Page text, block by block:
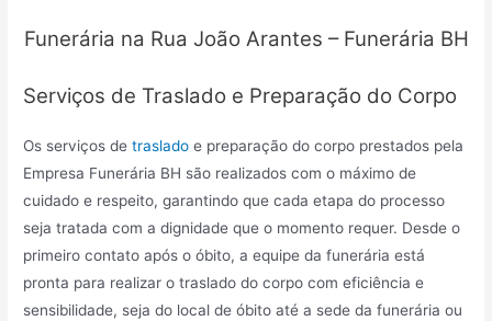
Funerária na Rua João Arantes – Funerária BH
Serviços de Traslado e Preparação do Corpo
Os serviços detraslado e preparação do corpo prestados pela
Empresa Funerária BH são realizados com o máximo de
cuidado e respeito, garantindo que cada etapa do processo
seja tratada com a dignidade que o momento requer. Desde o
primeiro contato após o óbito, a equipe da funerária está
pronta para realizar o traslado do corpo com eficiência e
sensibilidade, seja do local de óbito até a sede da funerária ou